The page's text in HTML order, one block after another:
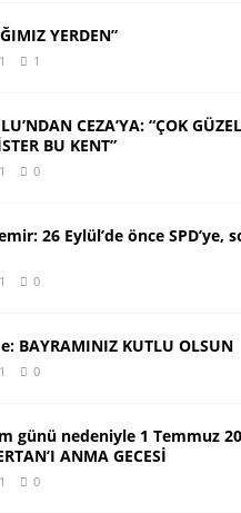
YERDEN”
1
CEZA’YA: “ÇOK
BU KENT”
0
26 Eylül’de önce SPD’ye,
0
BAYRAMINIZ KUTLU OLSUN
0
günü nedeniyle 1 Temmuz
ANMA GECESİ
0